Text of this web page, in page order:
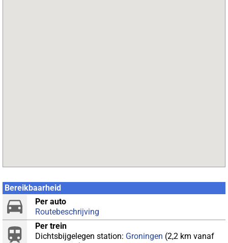
Bereikbaarheid
Per auto
Routebeschrijving
Per trein
Dichtsbijgelegen station: Groningen (2,2 km vanaf